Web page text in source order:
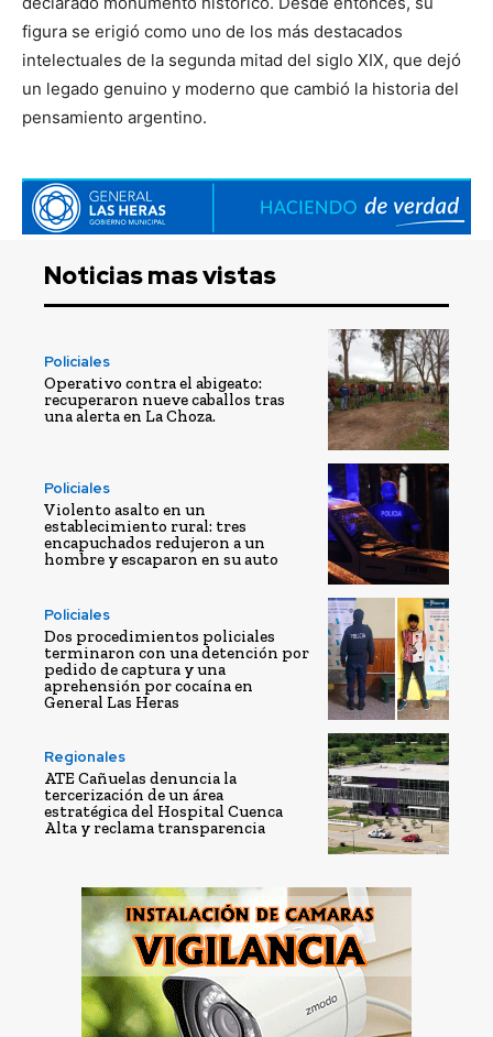
figura se erigió como uno de los más destacados
intelectuales de la segunda mitad del siglo XIX, que dejó
un legado genuino y moderno que cambió la historia del
pensamiento argentino.
Noticias mas vistas
Policiales
Operativo contra el abigeato:
recuperaron nueve caballos tras
una alerta en La Choza.
Policiales
Violento asalto en un
establecimiento rural: tres
encapuchados redujeron a un
hombre y escaparon en su auto
Policiales
Dos procedimientos policiales
terminaron con una detención por
pedido de captura y una
aprehensión por cocaína en
General Las Heras
Regionales
ATE Cañuelas denuncia la
tercerización de un área
estratégica del Hospital Cuenca
Alta y reclama transparencia